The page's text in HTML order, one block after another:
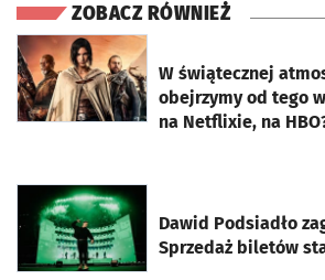
ZOBACZ RÓWNIEŻ
W świątecznej
obejrzymy od tego
na Netflixie, na
otworzy się w nowej karcie
Dawid Podsiadło
Sprzedaż biletów
otworzy się w nowej karcie